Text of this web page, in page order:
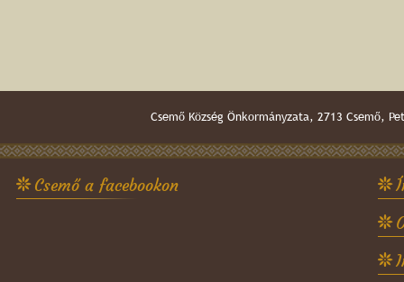
Csemő Község Önkormányzata, 2713
Csemő a facebookon